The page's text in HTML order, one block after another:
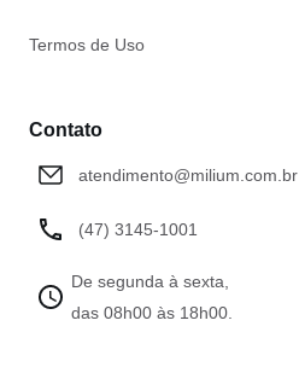
Termos de Uso
Contato
atendimento@milium.com.br
(47) 3145-1001
De segunda à sexta,
das 08h00 às 18h00.